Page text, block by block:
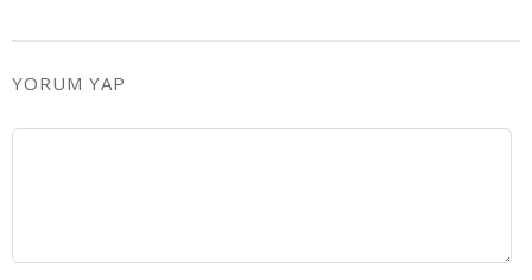
YORUM YAP